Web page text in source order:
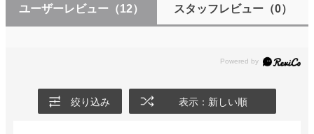
ユーザーレビュー （12） スタッフレビュー（0）
絞り込み 表示：新しい順